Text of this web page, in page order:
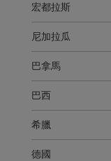
宏都拉斯
尼加拉瓜
巴拿馬
巴西
希臘
德國